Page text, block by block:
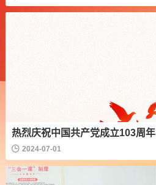
热烈庆祝中国共产党成立103周年
2024-07-01